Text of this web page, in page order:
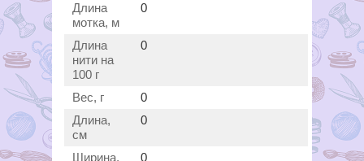
Длина
мотка, м
0
Длина
нити на
100 г
0
Вес, г
0
Длина,
см
0
Ширина, 0